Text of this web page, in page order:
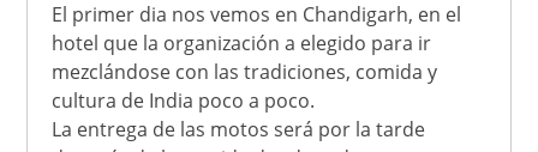
El primer dia nos vemos en Chandigarh, en el
hotel que la organización a elegido para ir
mezclándose con las tradiciones, comida y
cultura de India poco a poco.
La entrega de las motos será por la tarde